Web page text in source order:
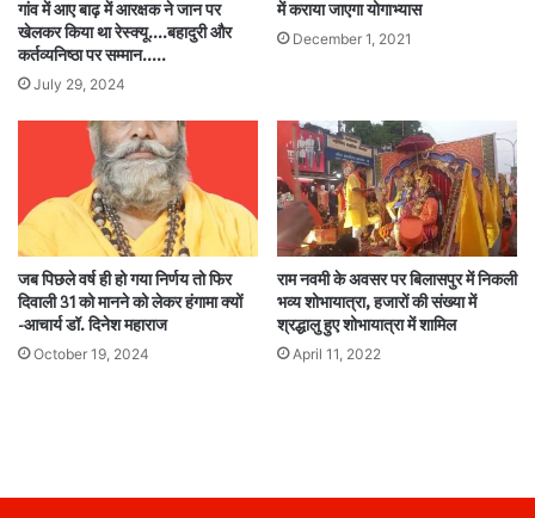
गांव में आए बाढ़ में आरक्षक ने जान पर
खेलकर किया था रेस्क्यू….बहादुरी और
कर्तव्यनिष्ठा पर सम्मान…..
July 29, 2024
में कराया जाएगा योगाभ्यास
December 1, 2021
जब पिछले वर्ष ही हो गया निर्णय तो फिर
दिवाली 31 को मानने को लेकर हंगामा क्यों
-आचार्य डॉ. दिनेश महाराज
October 19, 2024
राम नवमी के अवसर पर बिलासपुर में निकली
भव्य शोभायात्रा, हजारों की संख्या में
श्रद्धालु हुए शोभायात्रा में शामिल
April 11, 2022